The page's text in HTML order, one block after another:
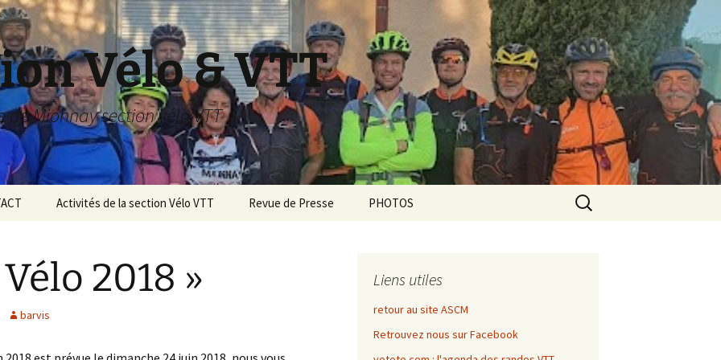
Vélo & VTT
Mionnay section vélo VTT
Activités de la section Vélo VTT
Saison 2018/2019
Revue de Presse PHOTOS
Rechercher :
2018 »
barvis
Liens utiles
retour au site ASCM
Retrouvez nous sur Facebook